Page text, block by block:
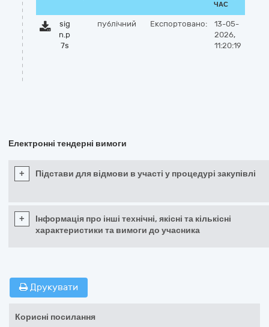
ЧАС
sig
n.p
7s
публічний Експортовано:
13-05-
2026,
11:20:19
Електронні тендерні вимоги
+ Підстави для відмови в участі у процедурі закупівлі
+
Інформація про інші технічні, якісні та кількісні
характеристики та вимоги до учасника
Друкувати
Корисні посилання